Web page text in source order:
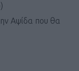
Αψίδα που θα